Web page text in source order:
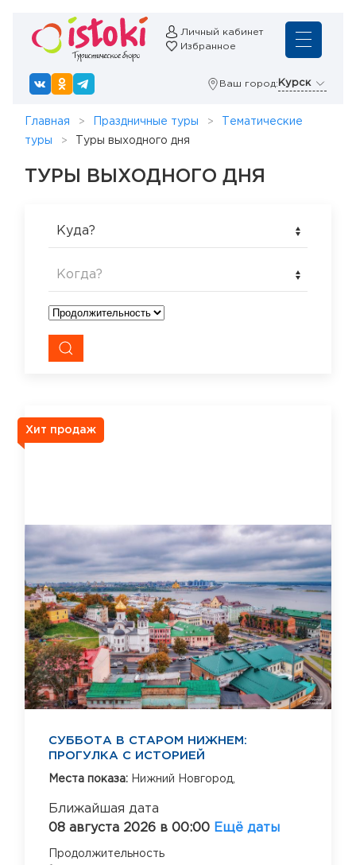
Личный кабинет
Избранное
Ваш город: Курск
Главная Праздничные туры
Тематические
туры
Туры выходного дня
ТУРЫ ВЫХОДНОГО ДНЯ
Куда?
Когда?
Хит продаж
СУББОТА В СТАРОМ НИЖНЕМ:
ПРОГУЛКА С ИСТОРИЕЙ
Места показа: Нижний Новгород,
Ближайшая дата
08 августа 2026 в 00:00 Ещё даты
Продолжительность